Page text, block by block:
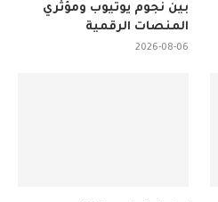
بين نجوم يوتيوب ومؤثري
المنصات الرقمية
2026-08-06